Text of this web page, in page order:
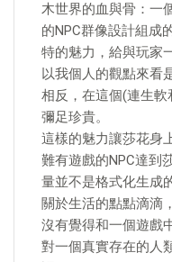
木世界的血與骨：一
的NPC群像設計組成
特的魅力，給與玩家
以我個人的觀點來看
相反，在這個(連生
彌足珍貴。
這樣的魅力讓莎花身
難有遊戲的NPC達到
量並不是格式化生成
關於生活的點點滴滴
沒有覺得和一個遊戲
對一個真實存在的人